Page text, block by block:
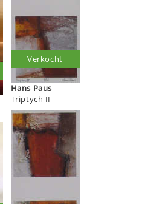
Hans Paus
Triptych II
Verkocht